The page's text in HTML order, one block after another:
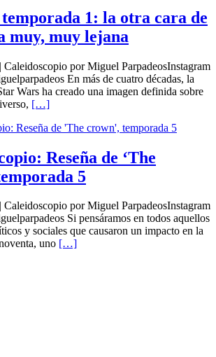
temporada 1: la otra cara de
muy, muy lejana
Caleidoscopio por Miguel ParpadeosInstagram
En más de cuatro décadas, la
Wars ha creado una imagen definida sobre
[…]
Reseña de ‘The
5
Caleidoscopio por Miguel ParpadeosInstagram
Si pensáramos en todos aquellos
y sociales que causaron un impacto en la
uno […]